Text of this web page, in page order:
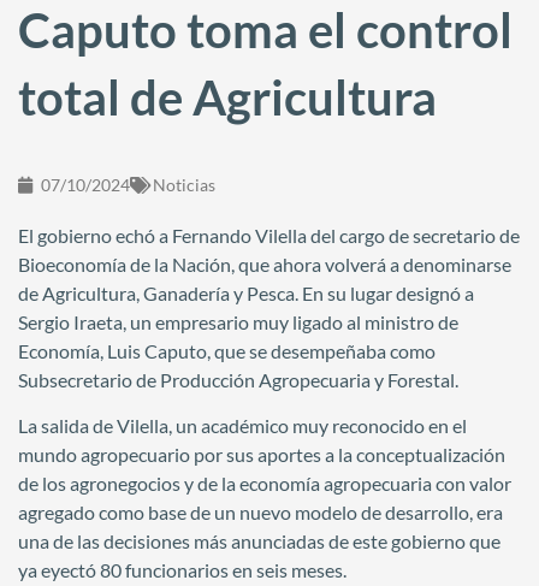
Caputo toma el control
total de Agricultura
07/10/2024 Noticias
El gobierno echó a Fernando Vilella del cargo de secretario de
Bioeconomía de la Nación, que ahora volverá a denominarse
de Agricultura, Ganadería y Pesca. En su lugar designó a
Sergio Iraeta, un empresario muy ligado al ministro de
Economía, Luis Caputo, que se desempeñaba como
Subsecretario de Producción Agropecuaria y Forestal.
La salida de Vilella, un académico muy reconocido en el
mundo agropecuario por sus aportes a la conceptualización
de los agronegocios y de la economía agropecuaria con valor
agregado como base de un nuevo modelo de desarrollo, era
una de las decisiones más anunciadas de este gobierno que
ya eyectó 80 funcionarios en seis meses.